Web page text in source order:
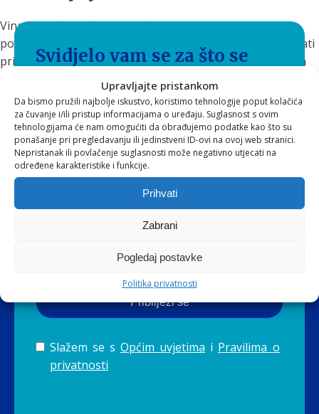
Upravljajte pristankom
Da bismo pružili najbolje iskustvo, koristimo tehnologije poput kolačića
za čuvanje i/ili pristup informacijama o uređaju. Suglasnost s ovim
tehnologijama će nam omogućiti da obrađujemo podatke kao što su
ponašanje pri pregledavanju ili jedinstveni ID-ovi na ovoj web stranici.
Nepristanak ili povlačenje suglasnosti može negativno utjecati na
određene karakteristike i funkcije.
Prihvati
Zabrani
Pogledaj postavke
Politika privatnosti
Vinarija Dešković nudi i vođene degustacije, obilazak
podruma i vinograda, gdje posjetitelji mogu uživo upoznati
priču o svakom vinu i tradiciji koja se prenosi s koljena na
Svidjelo vam se za što se
zalažemo i što nudimo?
Pratite naš sadržaj i ponudu preko EVA
newslettera* te ostvarite brojne pogodnosti
pri kupnji!
newsletter, pošaljite nam zahtjev za skidanjem s liste, preko
e-mail adrese podrska@eva.hr
Pribilježi se
Slažem se s Općim uvjetima i Pravilima o
privatnosti